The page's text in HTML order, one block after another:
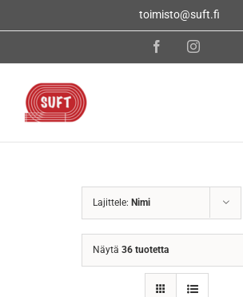
toimisto@suft.fi
FacebookInstagram
Lajittele: Nimi
Näytä 36 tuotetta